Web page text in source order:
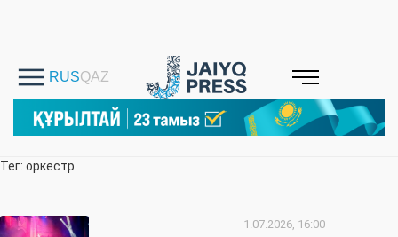
Тег: оркестр
1.07.2026, 16:00